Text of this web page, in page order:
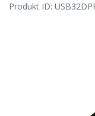
Produkt ID: